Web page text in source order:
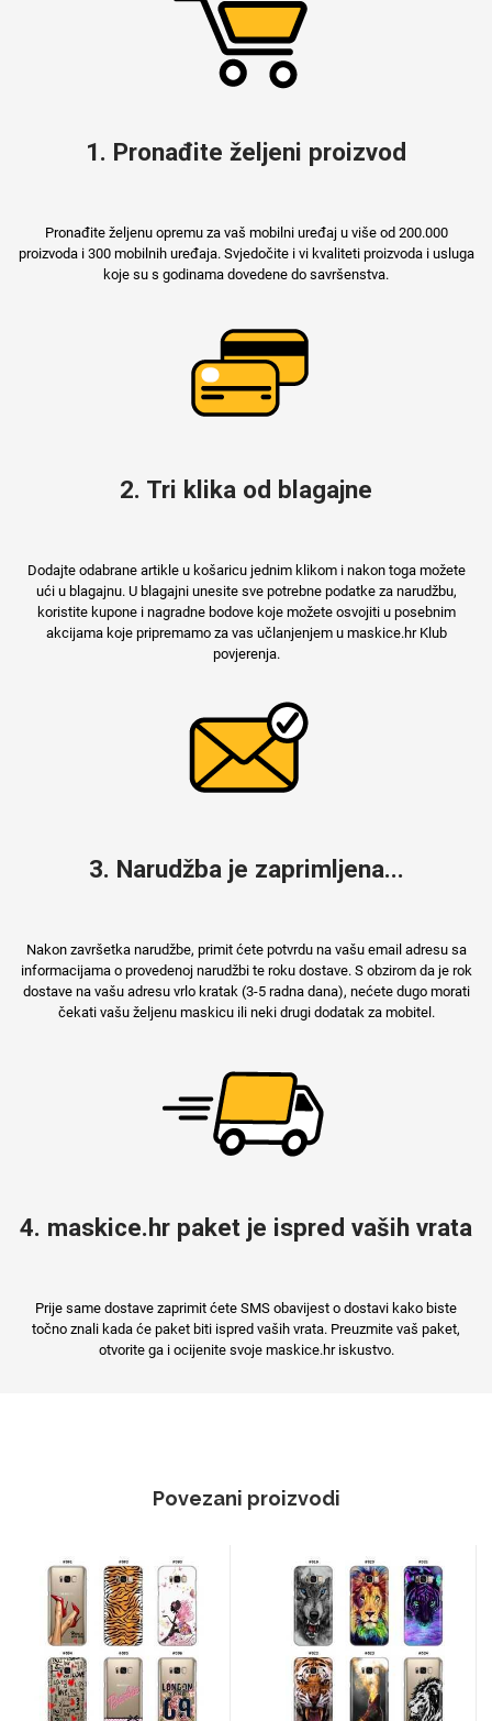
1. Pronađite željeni proizvod
Pronađite željenu opremu za vaš mobilni uređaj u više od 200.000
proizvoda i 300 mobilnih uređaja. Svjedočite i vi kvaliteti proizvoda i usluga
koje su s godinama dovedene do savršenstva.
2. Tri klika od blagajne
Dodajte odabrane artikle u košaricu jednim klikom i nakon toga možete
ući u blagajnu. U blagajni unesite sve potrebne podatke za narudžbu,
koristite kupone i nagradne bodove koje možete osvojiti u posebnim
akcijama koje pripremamo za vas učlanjenjem u maskice.hr Klub
povjerenja.
3. Narudžba je zaprimljena...
Nakon završetka narudžbe, primit ćete potvrdu na vašu email adresu sa
informacijama o provedenoj narudžbi te roku dostave. S obzirom da je rok
dostave na vašu adresu vrlo kratak (3-5 radna dana), nećete dugo morati
čekati vašu željenu maskicu ili neki drugi dodatak za mobitel.
4. maskice.hr paket je ispred vaših vrata
Prije same dostave zaprimit ćete SMS obavijest o dostavi kako biste
točno znali kada će paket biti ispred vaših vrata. Preuzmite vaš paket,
otvorite ga i ocijenite svoje maskice.hr iskustvo.
Povezani proizvodi
Za nju
Citati & Stihovi
MarbleMania
Crtani filmovi